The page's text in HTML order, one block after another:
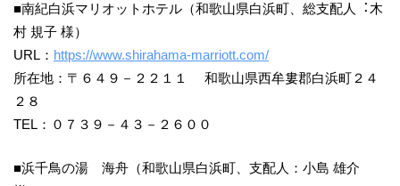
■南紀白浜マリオットホテル（和歌⼭県⽩浜町、総⽀配⼈︓木
村 規子 様）
URL： https://www.shirahama-marriott.com/
所在地：〒６４９－２２１１ 和歌山県西牟婁郡白浜町２４
２８
TEL：０７３９－４３－２６００
■浜千鳥の湯 海舟（和歌山県白浜町、支配人：小島 雄介